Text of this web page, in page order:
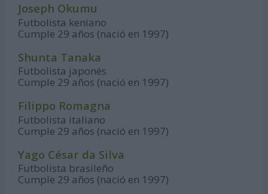
Joseph Okumu
Futbolista keniano
Cumple 29 años (nació en 1997)
Shunta Tanaka
Futbolista japonés
Cumple 29 años (nació en 1997)
Filippo Romagna
Futbolista italiano
Cumple 29 años (nació en 1997)
Yago César da Silva
Futbolista brasileño
Cumple 29 años (nació en 1997)